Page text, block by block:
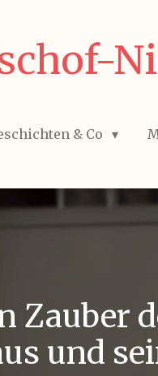
& Co
Zauber
und